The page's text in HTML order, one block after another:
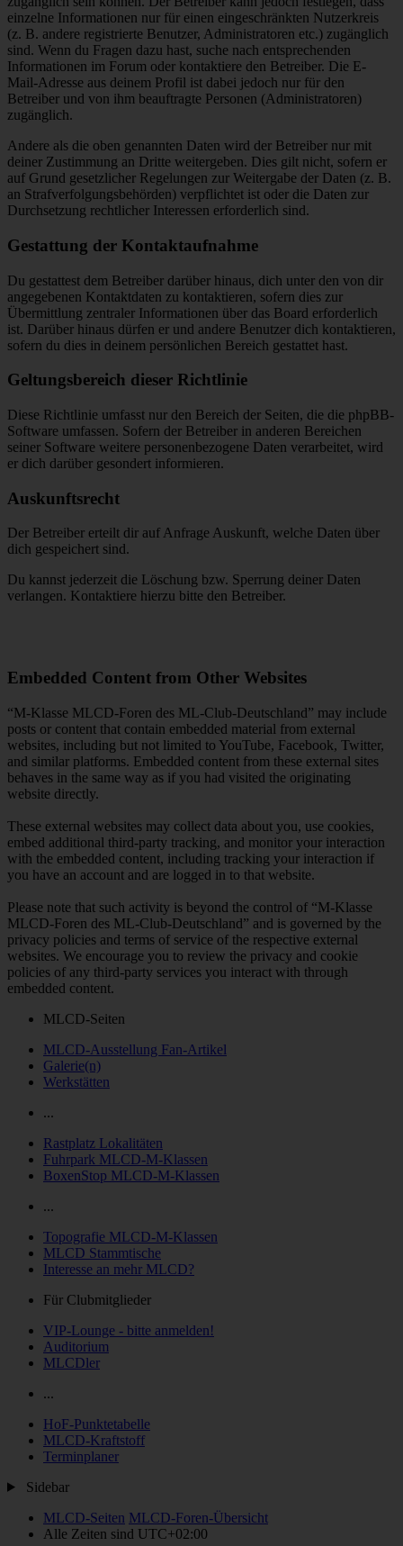
einzelne Informationen nur für einen eingeschränkten Nutzerkreis
(z. B. andere registrierte Benutzer, Administratoren etc.) zugänglich
sind. Wenn du Fragen dazu hast, suche nach entsprechenden
Informationen im Forum oder kontaktiere den Betreiber. Die E-
Mail-Adresse aus deinem Profil ist dabei jedoch nur für den
Betreiber und von ihm beauftragte Personen (Administratoren)
zugänglich.
Andere als die oben genannten Daten wird der Betreiber nur mit
deiner Zustimmung an Dritte weitergeben. Dies gilt nicht, sofern er
auf Grund gesetzlicher Regelungen zur Weitergabe der Daten (z. B.
an Strafverfolgungsbehörden) verpflichtet ist oder die Daten zur
Durchsetzung rechtlicher Interessen erforderlich sind.
Gestattung der Kontaktaufnahme
Du gestattest dem Betreiber darüber hinaus, dich unter den von dir
angegebenen Kontaktdaten zu kontaktieren, sofern dies zur
Übermittlung zentraler Informationen über das Board erforderlich
ist. Darüber hinaus dürfen er und andere Benutzer dich kontaktieren,
sofern du dies in deinem persönlichen Bereich gestattet hast.
Geltungsbereich dieser Richtlinie
Diese Richtlinie umfasst nur den Bereich der Seiten, die die phpBB-
Software umfassen. Sofern der Betreiber in anderen Bereichen
seiner Software weitere personenbezogene Daten verarbeitet, wird
er dich darüber gesondert informieren.
Auskunftsrecht
Der Betreiber erteilt dir auf Anfrage Auskunft, welche Daten über
dich gespeichert sind.
Du kannst jederzeit die Löschung bzw. Sperrung deiner Daten
verlangen. Kontaktiere hierzu bitte den Betreiber.
Embedded Content from Other Websites
“M-Klasse MLCD-Foren des ML-Club-Deutschland” may include
posts or content that contain embedded material from external
websites, including but not limited to YouTube, Facebook, Twitter,
and similar platforms. Embedded content from these external sites
behaves in the same way as if you had visited the originating
website directly.
These external websites may collect data about you, use cookies,
embed additional third-party tracking, and monitor your interaction
with the embedded content, including tracking your interaction if
you have an account and are logged in to that website.
Please note that such activity is beyond the control of “M-Klasse
MLCD-Foren des ML-Club-Deutschland” and is governed by the
privacy policies and terms of service of the respective external
websites. We encourage you to review the privacy and cookie
policies of any third-party services you interact with through
embedded content.
MLCD-Seiten
MLCD-Ausstellung Fan-Artikel
Galerie(n)
Werkstätten
...
Rastplatz Lokalitäten
Fuhrpark MLCD-M-Klassen
BoxenStop MLCD-M-Klassen
...
Topografie MLCD-M-Klassen
MLCD Stammtische
Interesse an mehr MLCD?
Für Clubmitglieder
VIP-Lounge - bitte anmelden!
Auditorium
MLCDler
...
HoF-Punktetabelle
MLCD-Kraftstoff
Terminplaner
Sidebar
MLCD-Seiten MLCD-Foren-Übersicht
Alle Zeiten sind UTC+02:00